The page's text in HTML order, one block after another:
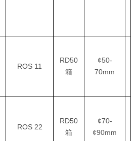
ROS 11
RD50
箱
¢50-
70mm
ROS 22
RD50
箱
¢70-
¢90mm